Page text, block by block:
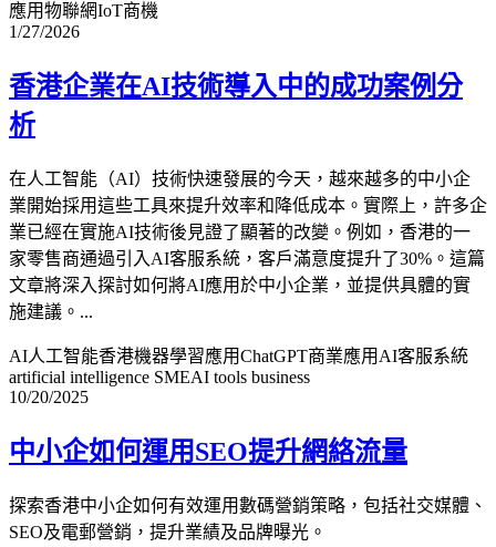
應用物聯網IoT商機
1/27/2026
香港企業在AI技術導入中的成功案例分
析
在人工智能（AI）技術快速發展的今天，越來越多的中小企
業開始採用這些工具來提升效率和降低成本。實際上，許多企
業已經在實施AI技術後見證了顯著的改變。例如，香港的一
家零售商通過引入AI客服系統，客戶滿意度提升了30%。這篇
文章將深入探討如何將AI應用於中小企業，並提供具體的實
施建議。...
AI人工智能香港機器學習應用ChatGPT商業應用 AI客服系統
artificial intelligence SMEAI tools business
10/20/2025
中小企如何運用SEO提升網絡流量
探索香港中小企如何有效運用數碼營銷策略，包括社交媒體、
SEO及電郵營銷，提升業績及品牌曝光。